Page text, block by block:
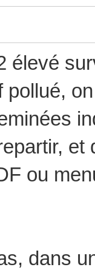
élevé
pollué,
et
ou
dans